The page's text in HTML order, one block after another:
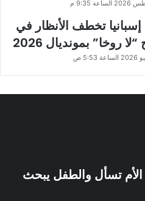
إسبانيا تخطف الأنظار في
روخا” بمونديال 2026
الأم تسأل والطفل يبحث